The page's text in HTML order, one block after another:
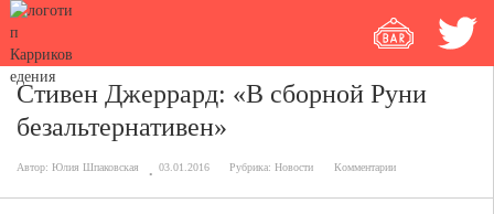
Стивен Джеррард: «В сборной Руни
безальтернативен»
Автор: Юлия Шпаковская 03.01.2016 Рубрика: Новости Комментарии